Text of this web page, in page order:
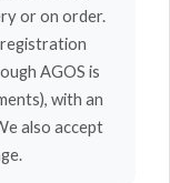
or on order.
registration
AGOS is
with an
also accept